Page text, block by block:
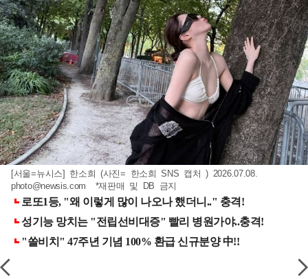
[서울=뉴시스] 한소희 (사진= 한소희 SNS 캡처 ) 2026.07.08.
photo@newsis.com *재판매 및 DB 금지